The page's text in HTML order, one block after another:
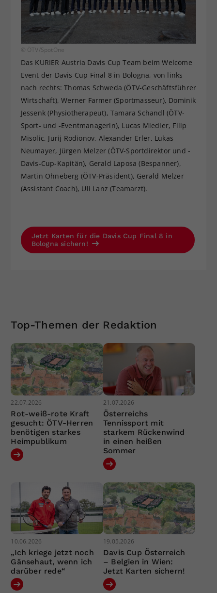
© ÖTV/SpotOne
Das KURIER Austria Davis Cup Team beim Welcome
Event der Davis Cup Final 8 in Bologna, von links
nach rechts: Thomas Schweda (ÖTV-Geschäftsführer
Wirtschaft), Werner Farmer (Sportmasseur), Dominik
Jessenk (Physiotherapeut), Tamara Schandl (ÖTV-
Sport- und -Eventmanagerin), Lucas Miedler, Filip
Misolic, Jurij Rodionov, Alexander Erler, Lukas
Neumayer, Jürgen Melzer (ÖTV-Sportdirektor und -
Davis-Cup-Kapitän), Gerald Laposa (Bespanner),
Martin Ohneberg (ÖTV-Präsident), Gerald Melzer
(Assistant Coach), Uli Lanz (Teamarzt).
Jetzt Karten für die Davis Cup Final 8 in
Bologna sichern!
Top-Themen der Redaktion
22.07.2026
Rot-weiß-rote Kraft
gesucht: ÖTV-Herren
benötigen starkes
Heimpublikum
21.07.2026
Österreichs
Tennissport mit
starkem Rückenwind
in einen heißen
Sommer
10.06.2026
„Ich kriege jetzt noch
Gänsehaut, wenn ich
darüber rede“
19.05.2026
Davis Cup Österreich
– Belgien in Wien:
Jetzt Karten sichern!